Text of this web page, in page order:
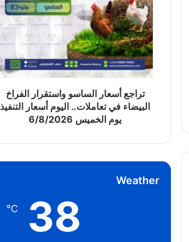
تراجع أسعار الساسو واستقرار الفراخ
البيضاء في تعاملات.. اليوم أسعار التنفيذ
يوم الخميس 6/8/2026
Weather
38
℃